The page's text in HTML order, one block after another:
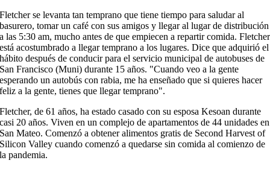
Fletcher se levanta tan temprano que tiene tiempo para saludar al
basurero, tomar un café con sus amigos y llegar al lugar de distribución
a las 5:30 am, mucho antes de que empiecen a repartir comida. Fletcher
está acostumbrado a llegar temprano a los lugares. Dice que adquirió el
hábito después de conducir para el servicio municipal de autobuses de
San Francisco (Muni) durante 15 años. "Cuando veo a la gente
esperando un autobús con rabia, me ha enseñado que si quieres hacer
feliz a la gente, tienes que llegar temprano".
Fletcher, de 61 años, ha estado casado con su esposa Kesoan durante
casi 20 años. Viven en un complejo de apartamentos de 44 unidades en
San Mateo. Comenzó a obtener alimentos gratis de Second Harvest of
Silicon Valley cuando comenzó a quedarse sin comida al comienzo de
la pandemia.